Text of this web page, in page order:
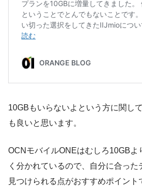
10GBもいらないよという方に関し
も良いと思います。
OCNモバイルONEはむしろ10GBよ
く分かれているので、自分に合っ
見つけられる点がおすすめポイント